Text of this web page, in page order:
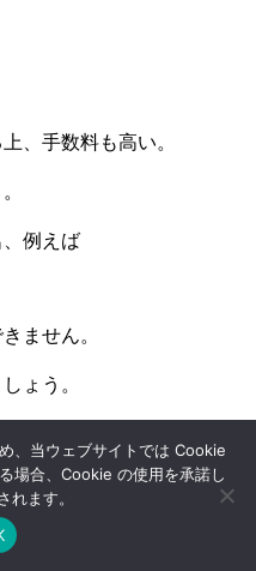
、手数料も高い。
例えば
ません。
ょう。
送金では
、当ウェブサイトでは Cookie
場合、Cookie の使用を承諾し
れます。